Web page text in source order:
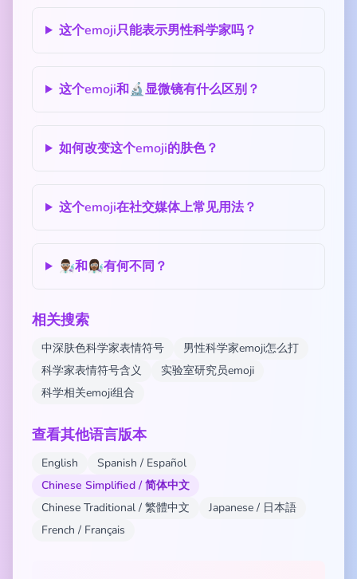
这个emoji只能表示男性科学家吗？
这个emoji和🔬显微镜有什么区别？
如何改变这个emoji的肤色？
这个emoji在社交媒体上常见用法？
👨🏾‍🔬和👩🏾‍🔬有何不同？
相关搜索
中深肤色科学家表情符号
男性科学家emoji怎么打
科学家表情符号含义
实验室研究员emoji
科学相关emoji组合
查看其他语言版本
English
Spanish / Español
Chinese Simplified / 简体中文
Chinese Traditional / 繁體中文
Japanese / 日本語
French / Français